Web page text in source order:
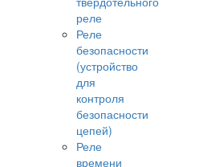
реле
Реле
безопасности
(устройство
для
контроля
безопасности
цепей)
Реле
времени